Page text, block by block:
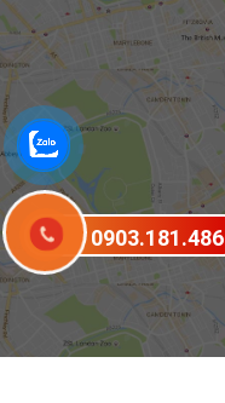
0903.181.486